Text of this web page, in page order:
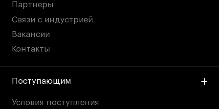
Партнеры
Связи с индустрией
Вакансии
Контакты
Поступающим
Условия поступления